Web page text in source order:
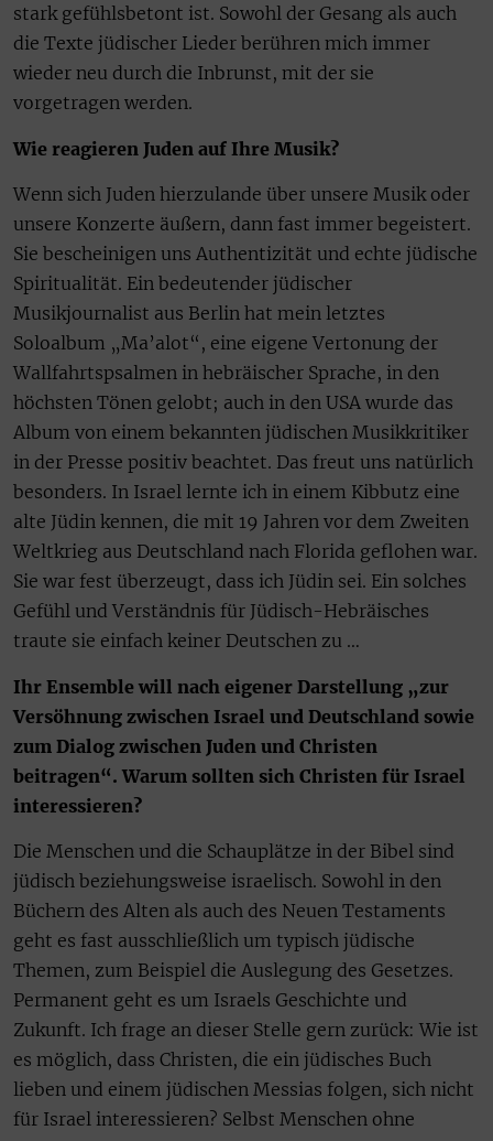
stark gefühlsbetont ist. Sowohl der Gesang als auch
die Texte jüdischer Lieder berühren mich immer
wieder neu durch die Inbrunst, mit der sie
vorgetragen werden.
Wie reagieren Juden auf Ihre Musik?
Wenn sich Juden hierzulande über unsere Musik oder
unsere Konzerte äußern, dann fast immer begeistert.
Sie bescheinigen uns Authentizität und echte jüdische
Spiritualität. Ein bedeutender jüdischer
Musikjournalist aus Berlin hat mein letztes
Soloalbum „Ma’alot“, eine eigene Vertonung der
Wallfahrtspsalmen in hebräischer Sprache, in den
höchsten Tönen gelobt; auch in den USA wurde das
Album von einem bekannten jüdischen Musikkritiker
in der Presse positiv beachtet. Das freut uns natürlich
besonders. In Israel lernte ich in einem Kibbutz eine
alte Jüdin kennen, die mit 19 Jahren vor dem Zweiten
Weltkrieg aus Deutschland nach Florida geflohen war.
Sie war fest überzeugt, dass ich Jüdin sei. Ein solches
Gefühl und Verständnis für Jüdisch-Hebräisches
traute sie einfach keiner Deutschen zu …
Ihr Ensemble will nach eigener Darstellung „zur
Versöhnung zwischen Israel und Deutschland sowie
zum Dialog zwischen Juden und Christen
beitragen“. Warum sollten sich Christen für Israel
interessieren?
Die Menschen und die Schauplätze in der Bibel sind
jüdisch beziehungsweise israelisch. Sowohl in den
Büchern des Alten als auch des Neuen Testaments
geht es fast ausschließlich um typisch jüdische
Themen, zum Beispiel die Auslegung des Gesetzes.
Permanent geht es um Israels Geschichte und
Zukunft. Ich frage an dieser Stelle gern zurück: Wie ist
es möglich, dass Christen, die ein jüdisches Buch
lieben und einem jüdischen Messias folgen, sich nicht
für Israel interessieren? Selbst Menschen ohne